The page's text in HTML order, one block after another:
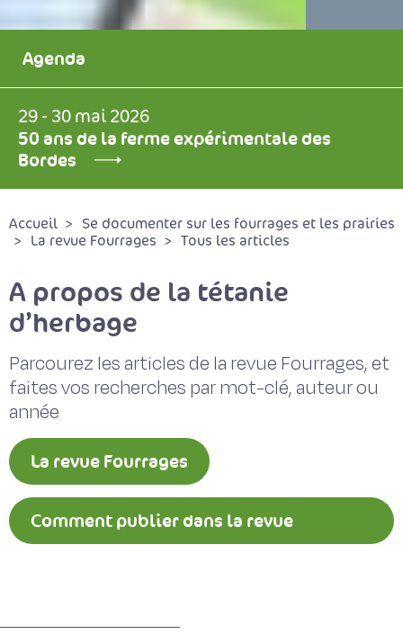
Agenda
29 - 30 mai 2026
50 ans de la ferme expérimentale des
Bordes
Accueil
Se documenter sur les fourrages et les prairies
La revue Fourrages
Tous les articles
A propos de la tétanie
d’herbage
Parcourez les articles de la revue Fourrages, et
faites vos recherches par mot-clé, auteur ou
année
La revue Fourrages
Comment publier dans la revue